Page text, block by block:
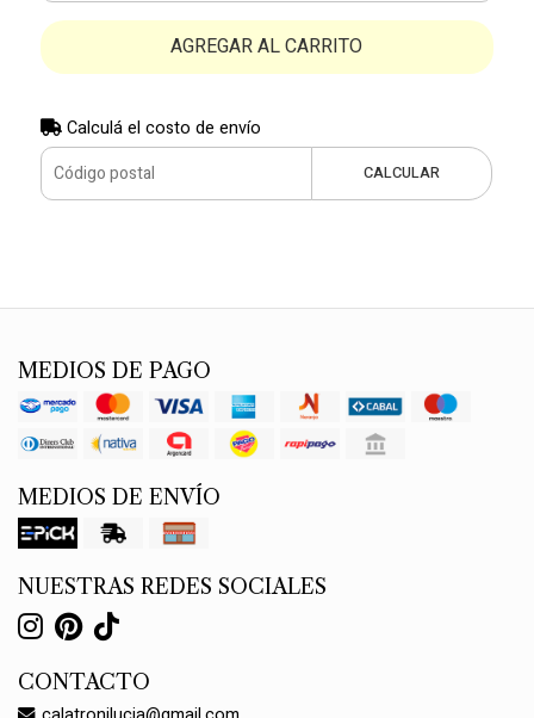
AGREGAR AL CARRITO
Calculá el costo de envío
CALCULAR
MEDIOS DE PAGO
MEDIOS DE ENVÍO
NUESTRAS REDES SOCIALES
CONTACTO